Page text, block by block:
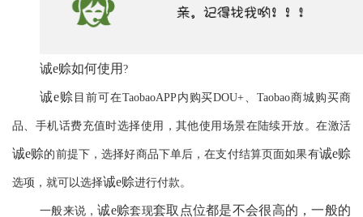
诚e赊如何使用 ?
诚e赊 目前可在TaobaoAPP内购买DOU+、Taobao商城购买商
品、手机话费充值时选择使用，其他使用场景在陆续开放。在激活
诚e赊的前提下，选择好商品下单后，在支付结算页面如果有诚e赊
选项，就可以选择诚e赊进行付款。
一般来说，诚e赊套现套取点位都是不会很高的，一般的